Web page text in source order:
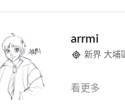
arrmi
新界 大埔
看更多